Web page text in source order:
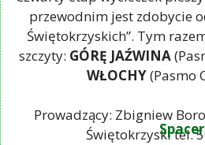
przewodnim jest zdobycie
Świętokrzyskich”. Tym
szczyty: GÓRĘ JAŹWINA
WŁOCHY(Pasmo
Prowadzący: Zbigniew
Świętokrzyski tel.